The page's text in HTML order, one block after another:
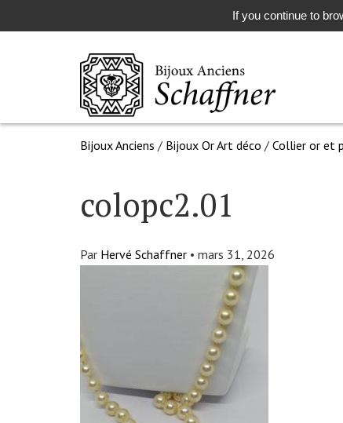
Bijoux Anciens / Bijoux Or Art déco / Collier or et
colopc2.01
Par Hervé Schaffner • mars 31, 2026
If you continue to